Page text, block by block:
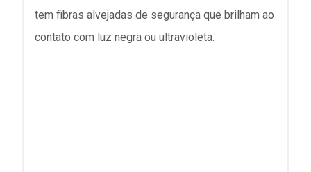
tem fibras alvejadas de segurança que brilham ao
contato com luz negra ou ultravioleta.